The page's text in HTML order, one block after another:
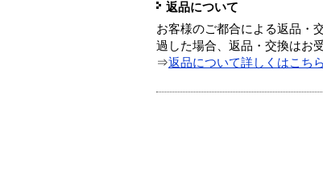
返品について
お客様のご都合による返品・
過した場合、返品・交換はお
⇒返品について詳しくはこちら